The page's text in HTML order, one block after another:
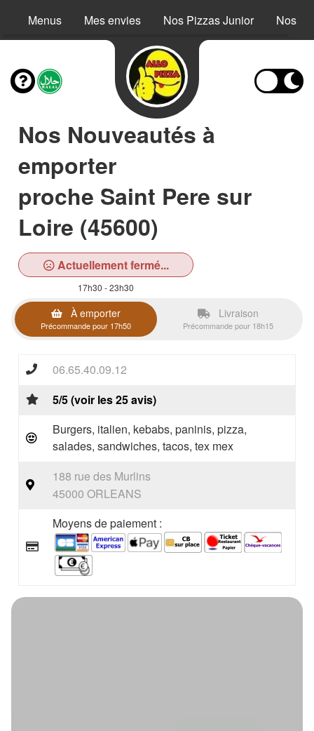
Menus Mes envies Nos Pizzas Junior Nos
Nos Nouveautés à
emporter
proche Saint Pere sur
Loire (45600)
Actuellement fermé...
17h30 - 23h30
À emporter
Précommande pour 17h50
Livraison
Précommande pour 18h15
06.65.40.09.12
5/5 (voir les 25 avis)
Burgers, italien, kebabs, paninis, pizza,
salades, sandwiches, tacos, tex mex
188 rue des Murlins
45000 ORLEANS
Moyens de paiement :